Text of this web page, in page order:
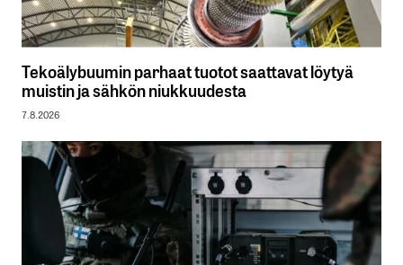
Tekoälybuumin parhaat tuotot saattavat löytyä
muistin ja sähkön niukkuudesta
7.8.2026